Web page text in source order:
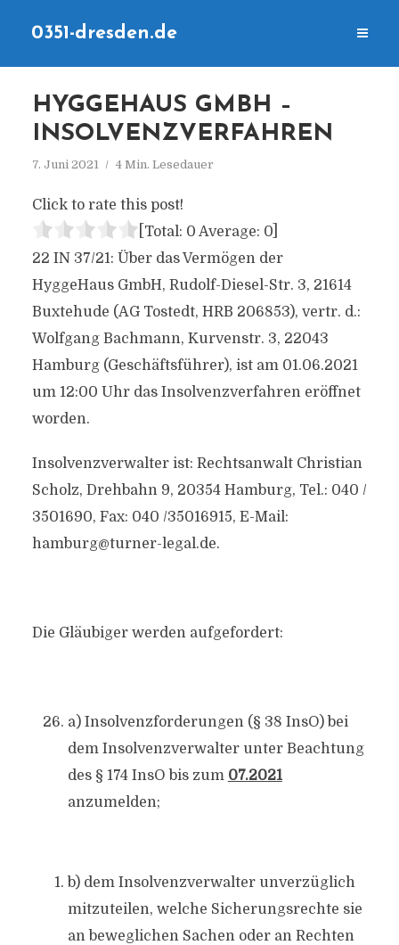
0351-dresden.de
HYGGEHAUS GMBH –
INSOLVENZVERFAHREN
7. Juni 2021 4 Min. Lesedauer
Click to rate this post!
[Total: 0 Average: 0]
22 IN 37/21: Über das Vermögen der
HyggeHaus GmbH, Rudolf-Diesel-Str. 3, 21614
Buxtehude (AG Tostedt, HRB 206853), vertr. d.:
Wolfgang Bachmann, Kurvenstr. 3, 22043
Hamburg (Geschäftsführer), ist am 01.06.2021
um 12:00 Uhr das Insolvenzverfahren eröffnet
worden.
Insolvenzverwalter ist: Rechtsanwalt Christian
Scholz, Drehbahn 9, 20354 Hamburg, Tel.: 040 /
3501690, Fax: 040 /35016915, E-Mail:
hamburg@turner-legal.de.
Die Gläubiger werden aufgefordert:
a) Insolvenzforderungen (§ 38 InsO) bei
dem Insolvenzverwalter unter Beachtung
des § 174 InsO bis zum 07.2021
anzumelden;
b) dem Insolvenzverwalter unverzüglich
mitzuteilen, welche Sicherungsrechte sie
an beweglichen Sachen oder an Rechten